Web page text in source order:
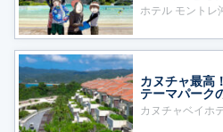
ホテル モントレ
カヌチャ最高
テーマパーク
カヌチャベイホ